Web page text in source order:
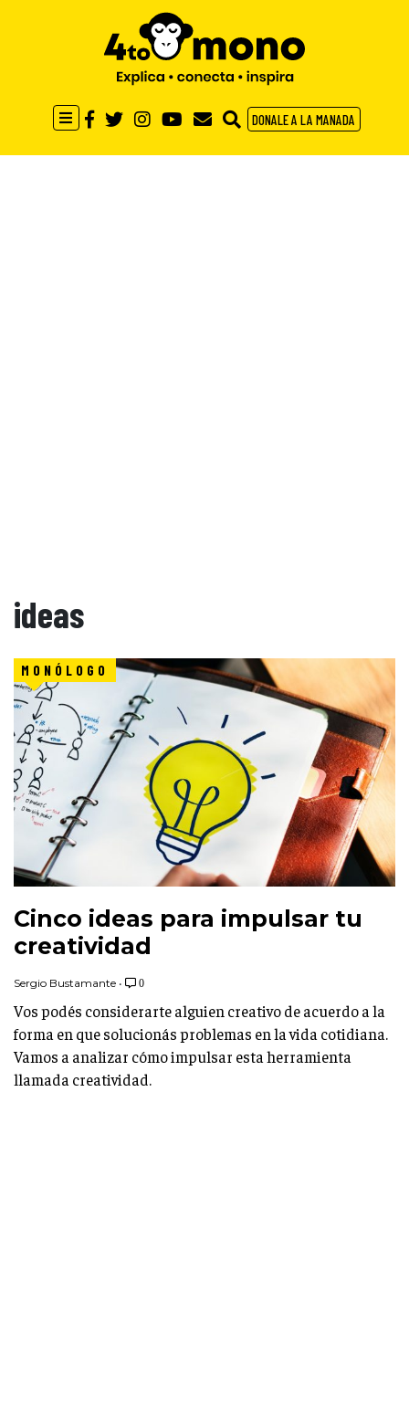
DONALE A LA MANADA
ideas
MONÓLOGO
Cinco ideas para impulsar tu
creatividad
Sergio Bustamante • 0
Vos podés considerarte alguien creativo de acuerdo a la
forma en que solucionás problemas en la vida cotidiana.
Vamos a analizar cómo impulsar esta herramienta
llamada creatividad.